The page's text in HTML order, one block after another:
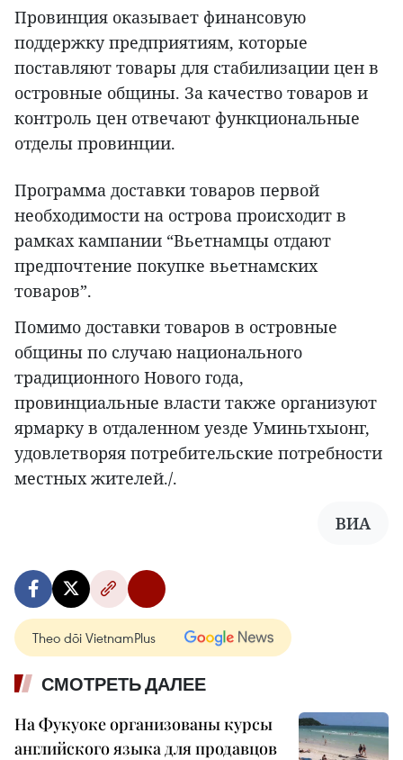
Провинция оказывает финансовую
поддержку предприятиям, которые
поставляют товары для стабилизации цен в
островные общины. За качество товаров и
контроль цен отвечают функциональные
отделы провинции.
Программа доставки товаров первой
необходимости на острова происходит в
рамках кампании “Вьетнамцы отдают
предпочтение покупке вьетнамских
товаров”.
Помимо доставки товаров в островные
общины по случаю национального
традиционного Нового года,
провинциальные власти также организуют
ярмарку в отдаленном уезде Уминьтхыонг,
удовлетворяя потребительские потребности
местных жителей./.
ВИА
Theo dõi VietnamPlus
СМОТРЕТЬ ДАЛЕЕ
На Фукуоке организованы курсы
английского языка для продавцов